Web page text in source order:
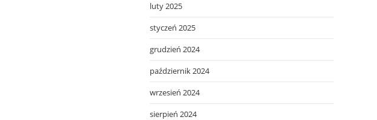
luty 2025
styczeń 2025
grudzień 2024
październik 2024
wrzesień 2024
sierpień 2024